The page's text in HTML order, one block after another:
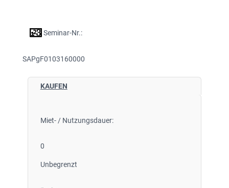
Seminar-Nr.:
SAPgF0103160000
KAUFEN
Miet- / Nutzungsdauer:
0
Unbegrenzt